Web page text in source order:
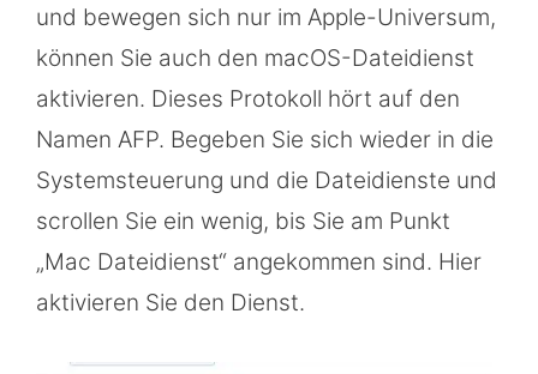
und bewegen sich nur im Apple-Universum,
können Sie auch den macOS-Dateidienst
aktivieren. Dieses Protokoll hört auf den
Namen AFP. Begeben Sie sich wieder in die
Systemsteuerung und die Dateidienste und
scrollen Sie ein wenig, bis Sie am Punkt
„Mac Dateidienst“ angekommen sind. Hier
aktivieren Sie den Dienst.